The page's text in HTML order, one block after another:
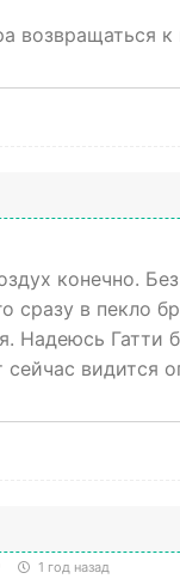
возвращаться к
конечно.
сразу в пекло
Надеюсь Гатти
сейчас видится
1 год назад